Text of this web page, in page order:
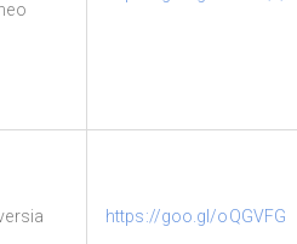
https://goo.gl/oQGVFG